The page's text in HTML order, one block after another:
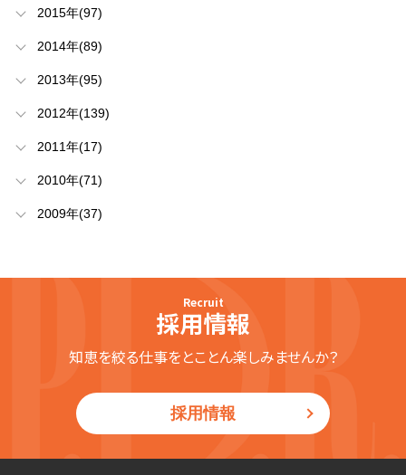
2015年(97)
2014年(89)
2013年(95)
2012年(139)
2011年(17)
2010年(71)
2009年(37)
Recruit
採用情報
知恵を絞る仕事をとことん楽しみませんか？
採用情報